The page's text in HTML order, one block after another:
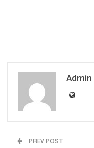
Admin
PREV POST